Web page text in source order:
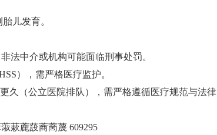
儿发育‌。
法中介或机构可能面临刑事处罚‌。
），需严格医疗监护‌。
久（公立医院排队），需严格遵循医疗规范与法律
蔌蔍蔎蔏蔐蔑 609295